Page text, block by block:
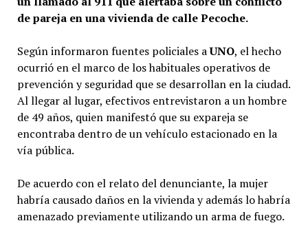
de pareja en una vivienda de calle Pecoche.
Según informaron fuentes policiales aUNO, el hecho
ocurrió en el marco de los habituales operativos de
prevención y seguridad que se desarrollan en la ciudad.
Al llegar al lugar, efectivos entrevistaron a un hombre
de 49 años, quien manifestó que su expareja se
encontraba dentro de un vehículo estacionado en la
vía pública.
De acuerdo con el relato del denunciante, la mujer
habría causado daños en la vivienda y además lo habría
amenazado previamente utilizando un arma de fuego.